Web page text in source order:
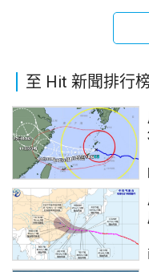
至 Hit 新聞排行